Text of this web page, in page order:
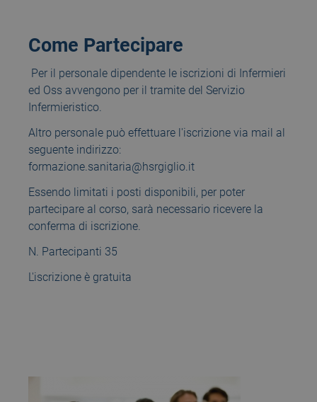
Come Partecipare
Per il personale dipendente le iscrizioni di Infermieri
ed Oss avvengono per il tramite del Servizio
Infermieristico.
Altro personale può effettuare l'iscrizione via mail al
seguente indirizzo:
formazione.sanitaria@hsrgiglio.it
Essendo limitati i posti disponibili, per poter
partecipare al corso, sarà necessario ricevere la
conferma di iscrizione.
N. Partecipanti 35
L'iscrizione è gratuita